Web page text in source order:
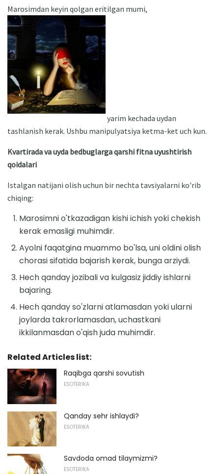
Marosimdan keyin qolgan eritilgan mumi,
yarim kechada uydan
tashlanish kerak. Ushbu manipulyatsiya ketma-ket uch kun.
Kvartirada va uyda bedbuglarga qarshi fitna uyushtirish
qoidalari
Istalgan natijani olish uchun bir nechta tavsiyalarni ko'rib
chiqing:
Marosimni o'tkazadigan kishi ichish yoki chekish
kerak emasligi muhimdir.
Ayolni faqatgina muammo bo'lsa, uni oldini olish
chorasi sifatida bajarish kerak, bunga arziydi.
Hech qanday jozibali va kulgasiz jiddiy ishlarni
bajaring.
Hech qanday so'zlarni atlamasdan yoki ularni
joylarda takrorlamasdan, uchastkani
ikkilanmasdan o'qish juda muhimdir.
Related Articles list:
Raqibga qarshi sovutish
ESOTERIKA
Qanday sehr ishlaydi?
ESOTERIKA
Savdoda omad tilaymizmi?
ESOTERIKA